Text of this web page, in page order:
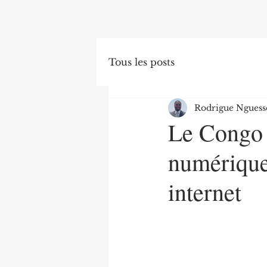
Tous les posts
Le
internet
Rodrigue